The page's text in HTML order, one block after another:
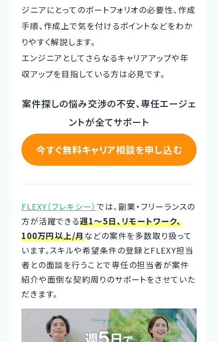
CTOインタビュー
CTO Interview
開発手法と体制
Development method
Freelance Know-How
利用企業事例
デザイナー
ジニアにとってのポートフォリオの必要性、作成
手順、作成上で気を付けるポイントなどをわか
りやすく解説します。
エンジニアとしてさらなるキャリアアップや年
収アップを目指している方は必見です。
案件探しの悩み交渉の不安、専任エージェ
ントが全てサポート
今すぐ無料キャリア相談を申し込む
FLEXY（フレキシー） では、副業・フリーランスの
方が活躍できる週1～5日、リモートワーク、
100万円以上/月などの案件を多数取り扱って
います。スキルや希望条件の登録とFLEXY担当
者との面談を行うことで専任の担当者が案件
紹介や面倒な契約周りのサポートをさせていた
だきます。